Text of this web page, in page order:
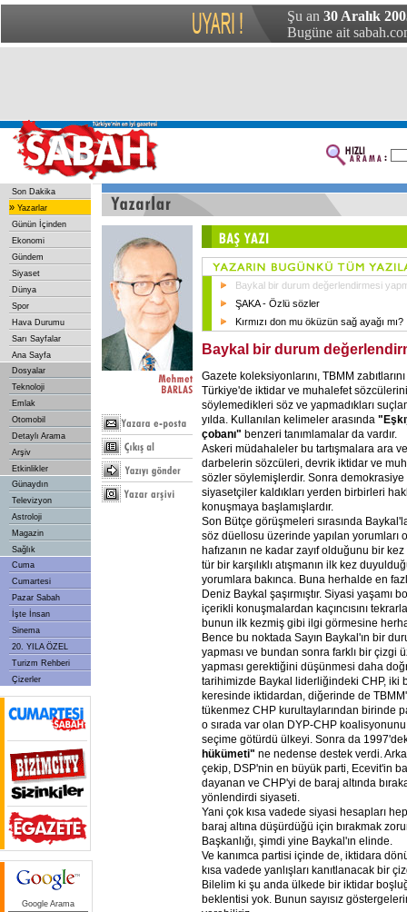
Şu an 30 Aralık
Bugüne ait
Son Dakika
» Yazarlar
Günün İçinden
Ekonomi
Gündem
Siyaset
Dünya
Spor
Hava Durumu
Sarı Sayfalar
Ana Sayfa
Dosyalar
Teknoloji
Emlak
Otomobil
Detaylı Arama
Arşiv
Etkinlikler
Günaydın
Televizyon
Astroloji
Magazin
Sağlık
Cuma
Cumartesi
Pazar Sabah
İşte İnsan
Sinema
20. YILA ÖZEL
Turizm Rehberi
Çizerler
Google Arama
Baykal bir durum değerlendirmesi
ŞAKA - Özlü sözler
Kırmızı don mu öküzün sağ ayağı mı?
Baykal bir durum
Gazete koleksiyonlarını, TBMM
Türkiye'de iktidar ve muhalefet
söylemedikleri söz ve yapmadıkları
yılda. Kullanılan kelimeler arasında
çobanı" benzeri tanımlamalar da vardır.
Askeri müdahaleler bu tartışmalara ara
darbelerin sözcüleri, devrik iktidar ve
sözler söylemişlerdir. Sonra
siyasetçiler kaldıkları yerden birbirleri
konuşmaya başlamışlardır.
Son Bütçe görüşmeleri sırasında
söz düellosu üzerinde yapılan yorumları
hafızanın ne kadar zayıf olduğunu bir
tür bir karşılıklı atışmanın ilk kez
yorumlara bakınca. Buna herhalde en
Deniz Baykal şaşırmıştır. Siyasi yaşamı
içerikli konuşmalardan kaçıncısını
bunun ilk kezmiş gibi ilgi görmesine
Bence bu noktada Sayın Baykal'ın bir
yapması ve bundan sonra farklı bir çizgi
yapması gerektiğini düşünmesi daha
tarihimizde Baykal liderliğindeki CHP, iki
keresinde iktidardan, diğerinde de
tükenmez CHP kurultaylarından birinde
o sırada var olan DYP-CHP
seçime götürdü ülkeyi. Sonra da
hükümeti" ne nedense destek verdi.
çekip, DSP'nin en büyük parti, Ecevit'in
dayanan ve CHP'yi de baraj altında
yönlendirdi siyaseti.
Yani çok kısa vadede siyasi hesapları hep
baraj altına düşürdüğü için bırakmak
Başkanlığı, şimdi yine Baykal'ın elinde.
Ve kanımca partisi içinde de, iktidara
kısa vadede yanlışları kanıtlanacak bir
Bilelim ki şu anda ülkede bir iktidar
beklentisi yok. Bunun sayısız